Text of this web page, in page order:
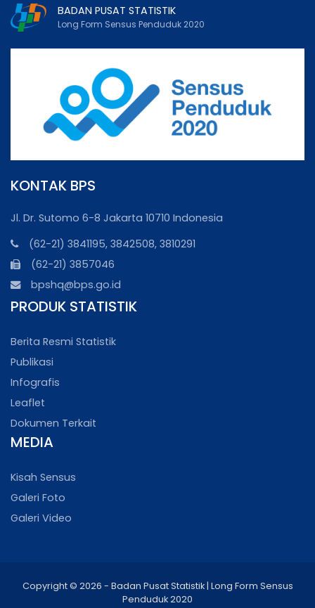
BADAN PUSAT STATISTIK
Long Form Sensus Penduduk 2020
KONTAK BPS
Jl. Dr. Sutomo 6-8 Jakarta 10710 Indonesia
(62-21) 3841195, 3842508, 3810291
(62-21) 3857046
bpshq@bps.go.id
PRODUK STATISTIK
Berita Resmi Statistik
Publikasi
Infografis
Leaflet
Dokumen Terkait
MEDIA
Kisah Sensus
Galeri Foto
Galeri Video
Copyright © 2026 - Badan Pusat Statistik | Long Form Sensus
Penduduk 2020